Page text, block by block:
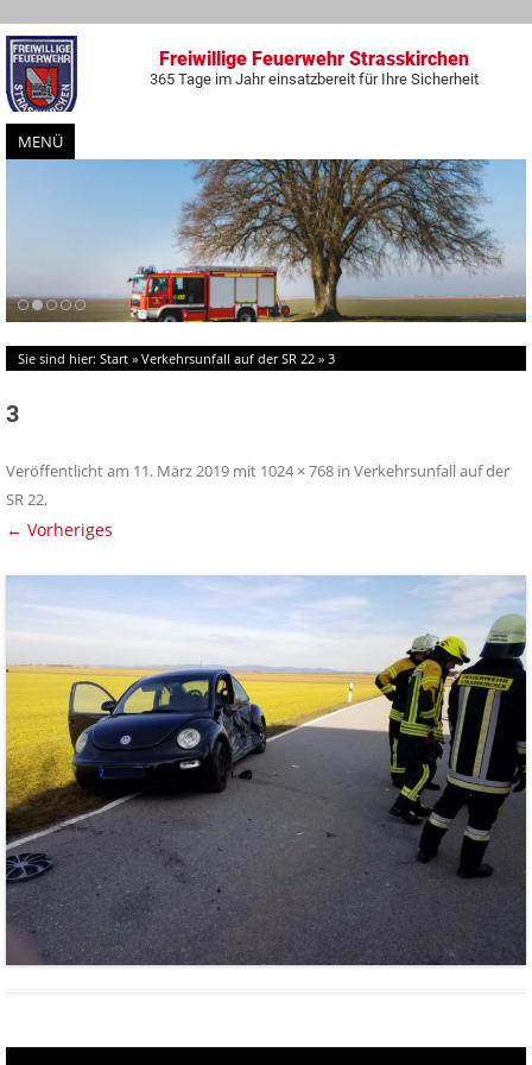
Freiwillige Feuerwehr Strasskirchen
365 Tage im Jahr einsatzbereit für Ihre Sicherheit
MENÜ
Zum
Inhalt
springen
Sie sind hier: Start » Verkehrsunfall auf der SR 22 » 3
3
Veröffentlicht am 11. März 2019 mit 1024 × 768 in Verkehrsunfall auf der
SR 22.
← Vorheriges